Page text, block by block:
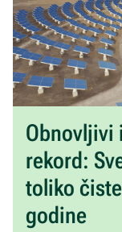
Obnovljivi
rekord:
toliko
godine